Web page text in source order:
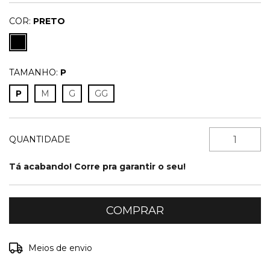
COR: PRETO
TAMANHO: P
P
M G GG
QUANTIDADE
Tá acabando! Corre pra garantir o seu!
Entregas para o CEP:
Meios de envio